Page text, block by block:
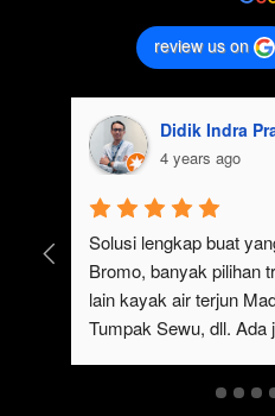
review us on
aisyah usman
4 years ago
gak pernah bosen main
keluarga besar gak
sangat mempermudah
ini. Harga ramah di